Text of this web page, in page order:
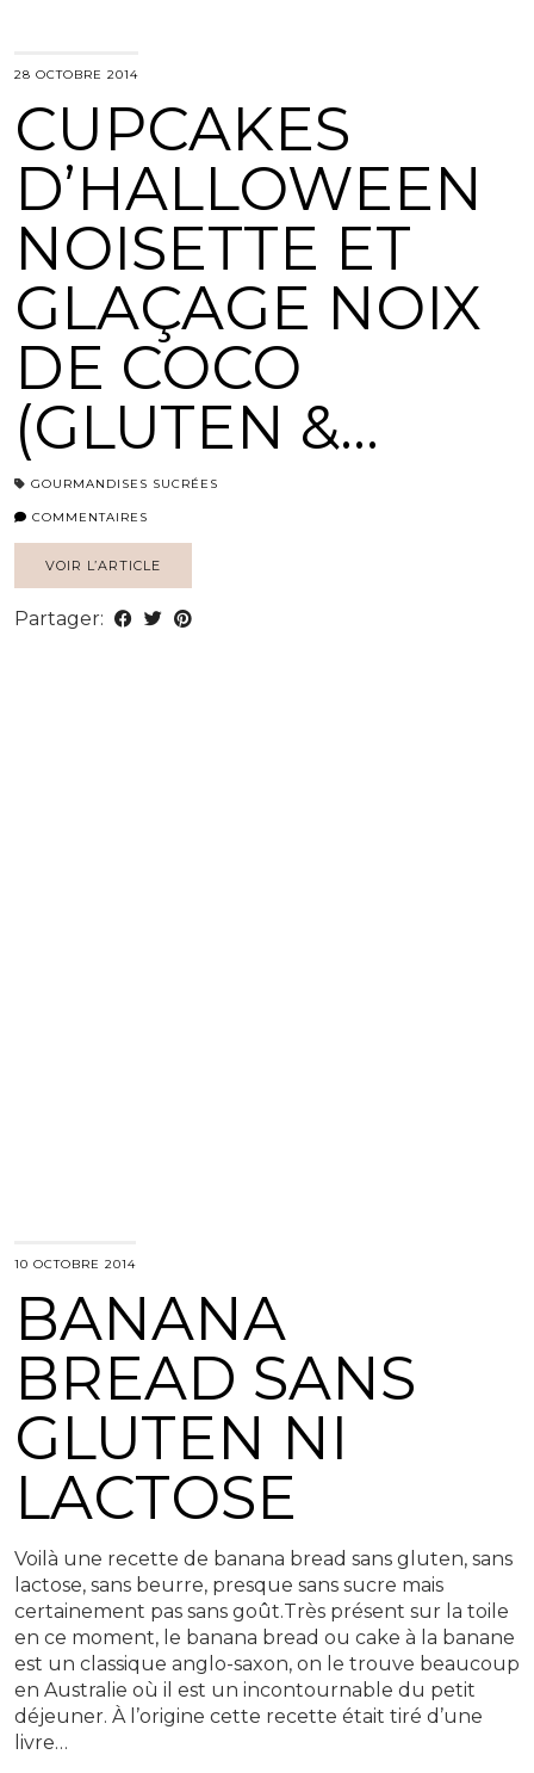
28 OCTOBRE 2014
CUPCAKES
D’HALLOWEEN
NOISETTE ET
GLAÇAGE NOIX
DE COCO
(GLUTEN &…
GOURMANDISES SUCRÉES
COMMENTAIRES
VOIR L’ARTICLE
Partager:
10 OCTOBRE 2014
BANANA
BREAD SANS
GLUTEN NI
LACTOSE
Voilà une recette de banana bread sans gluten, sans
lactose, sans beurre, presque sans sucre mais
certainement pas sans goût.Très présent sur la toile
en ce moment, le banana bread ou cake à la banane
est un classique anglo-saxon, on le trouve beaucoup
en Australie où il est un incontournable du petit
déjeuner. À l’origine cette recette était tiré d’une
livre…